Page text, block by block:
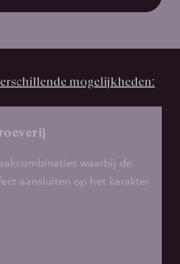
mogelijkheden:
waarbij de
aansluiten op het karakter